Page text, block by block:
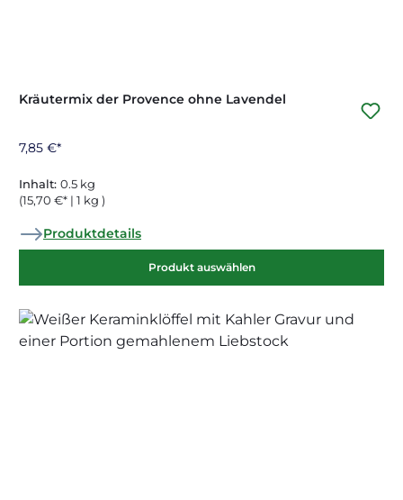
Kräutermix der Provence ohne Lavendel
7,85 €*
Inhalt: 0.5 kg
(15,70 €* | 1 kg )
Produktdetails
Produkt auswählen